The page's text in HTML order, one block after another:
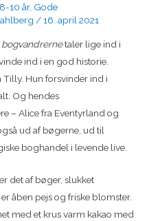
10 år, Gode
/16. april 2021
bogvandrernetaler lige ind i
ind i en god historie.
Tilly. Hun forsvinder ind i
Og hendes
– Alice fra Eventyrland og
ud af bøgerne, ud til
boghandel i levende live.
det af bøger, slukket
åben pejs og friske blomster.
med et krus varm kakao med